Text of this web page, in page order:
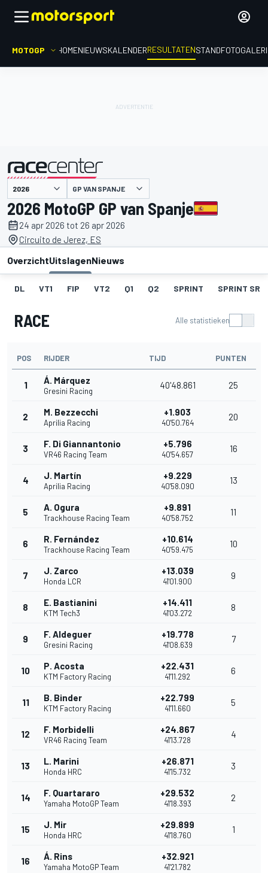
MOTOGP HOMENIEUWSKALENDERRESULTATENSTAND
gepresenteerd door GP VAN SPANJE
2026 MotoGP GP van Spanje
24 apr 2026 tot 26 apr 2026
Circuito de Jerez, ES
OverzichtUitslagenNieuws
DL VT1 FIP VT2 Q1 Q2 SPRINT SPRINT SR
RACE Alle statistieken
POS RIJDER TIJD PUNTEN
1 Á. Márquez
Gresini Racing
40'48.861 25
2 M. Bezzecchi
Aprilia Racing
+1.903
40'50.764
20
3 F. Di Giannantonio
VR46 Racing Team
+5.796
40'54.657
16
4 J. Martín
Aprilia Racing
+9.229
40'58.090
13
5 A. Ogura
Trackhouse Racing Team
+9.891
40'58.752
11
6 R. Fernández
Trackhouse Racing Team
+10.614
40'59.475
10
7 J. Zarco
Honda LCR
+13.039
41'01.900
9
8 E. Bastianini
KTM Tech3
+14.411
41'03.272
8
9 F. Aldeguer
Gresini Racing
+19.778
41'08.639
7
10 P. Acosta
KTM Factory Racing
+22.431
41'11.292
6
11 B. Binder
KTM Factory Racing
+22.799
41'11.660
5
12 F. Morbidelli
VR46 Racing Team
+24.867
41'13.728
4
13 L. Marini
Honda HRC
+26.871
41'15.732
3
14 F. Quartararo
Yamaha MotoGP Team
+29.532
41'18.393
2
15 J. Mir
Honda HRC
+29.899
41'18.760
1
16 Á. Rins
Yamaha MotoGP Team
+32.921
41'21.782